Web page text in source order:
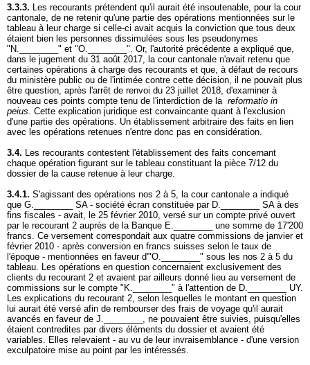
3.3.3. Les recourants prétendent qu'il aurait été insoutenable, pour la cour
cantonale, de ne retenir qu'une partie des opérations mentionnées sur le
tableau à leur charge si celle-ci avait acquis la conviction que tous deux
étaient bien les personnes dissimulées sous les pseudonymes
"N.________" et "O.________". Or, l'autorité précédente a expliqué que,
dans le jugement du 31 août 2017, la cour cantonale n'avait retenu que
certaines opérations à charge des recourants et que, à défaut de recours
du ministère public ou de l'intimée contre cette décision, il ne pouvait plus
être question, après l'arrêt de renvoi du 23 juillet 2018, d'examiner à
nouveau ces points compte tenu de l'interdiction de la reformatio in
peius. Cette explication juridique est convaincante quant à l'exclusion
d'une partie des opérations. Un établissement arbitraire des faits en lien
avec les opérations retenues n'entre donc pas en considération.
3.4. Les recourants contestent l'établissement des faits concernant
chaque opération figurant sur le tableau constituant la pièce 7/12 du
dossier de la cause retenue à leur charge.
3.4.1. S'agissant des opérations nos 2 à 5, la cour cantonale a indiqué
que G.________ SA - société écran constituée par D.________ SA à des
fins fiscales - avait, le 25 février 2010, versé sur un compte privé ouvert
par le recourant 2 auprès de la Banque E.________ une somme de 17'200
francs. Ce versement correspondait aux quatre commissions de janvier et
février 2010 - après conversion en francs suisses selon le taux de
l'époque - mentionnées en faveur d'"O.________" sous les nos 2 à 5 du
tableau. Les opérations en question concernaient exclusivement des
clients du recourant 2 et avaient par ailleurs donné lieu au versement de
commissions sur le compte "K.________" à l'attention de D.________ UY.
Les explications du recourant 2, selon lesquelles le montant en question
lui aurait été versé afin de rembourser des frais de voyage qu'il aurait
avancés en faveur de J.________, ne pouvaient être suivies, puisqu'elles
étaient contredites par divers éléments du dossier et avaient été
variables. Elles relevaient - au vu de leur invraisemblance - d'une version
exculpatoire mise au point par les intéressés.